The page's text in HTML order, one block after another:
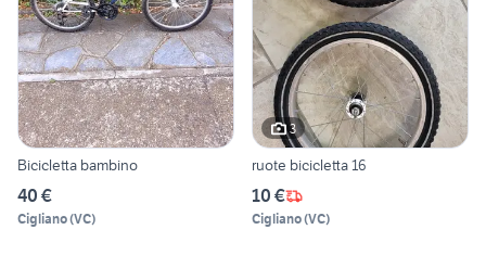
Bicicletta bambino
40 €
Cigliano(VC)
3
ruote bicicletta 16
10 €
Cigliano(VC)